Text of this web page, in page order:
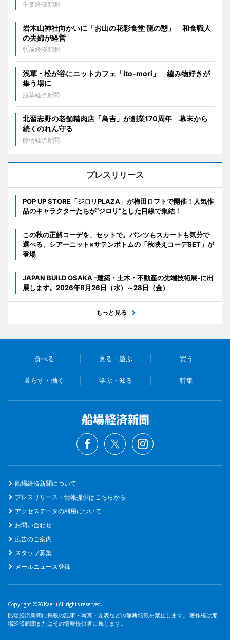
千葉経済新聞
岩木山神社向かいに「お山の花彩食堂 龍の憩」 和食職人
の夫婦が経営
弘前経済新聞
浅草・松が谷にニットカフェ「ito-mori」 編み物好きが
集う場に
浅草経済新聞
北習志野の老舗精肉店「鳥吉」が創業170周年 幕末から
続くのれん守る
船橋経済新聞
プレスリリース
POP UP STORE「ジロリPLAZA」が梅田ロフトで開催！人気作
品のキャラクターたちが“ジロリ”とした目線で集結！
この秋の正解コーデを、セットで。パンツもスカートも気分で
選べる、シアーニット×サテンボトムの「秋映えコーデSET」が
登場
JAPAN BUILD OSAKA -建築・土木・不動産の先端技術展-に出
展します。2026年8月26日（水）～28日（金）
もっと見る
食べる 見る・遊ぶ 買う
暮らす・働く 学ぶ・知る 特集
船場経済新聞について
プレスリリース・情報提供はこちらから
アクセスデータの利用について
お問い合わせ
広告のご案内
スタッフ募集
メールニュース登録
Copyright 2026 Kaeru All rights reserved.
船場経済新聞に掲載の記事・写真・図表などの無断転載を禁止します。 著作権は船
場経済新聞またはその情報提供者に属します。